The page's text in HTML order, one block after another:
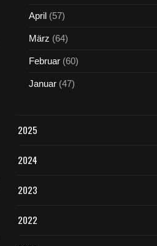
April (57)
März (64)
Februar (60)
Januar (47)
2025
2024
2023
2022